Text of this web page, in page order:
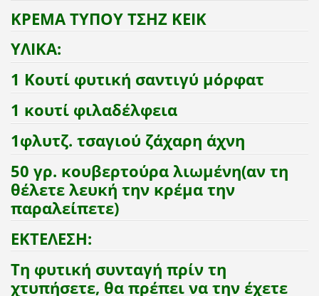
ΚΡΕΜΑ ΤΥΠΟΥ ΤΣΗΖ ΚΕΙΚ
ΥΛΙΚΑ:
1 Κουτί φυτική σαντιγύ μόρφατ
1 κουτί φιλαδέλφεια
1φλυτζ. τσαγιού ζάχαρη άχνη
50 γρ. κουβερτούρα λιωμένη(αν τη
θέλετε λευκή την κρέμα την
παραλείπετε)
ΕΚΤΕΛΕΣΗ:
Τη φυτική συνταγή πρίν τη
χτυπήσετε, θα πρέπει να την έχετε